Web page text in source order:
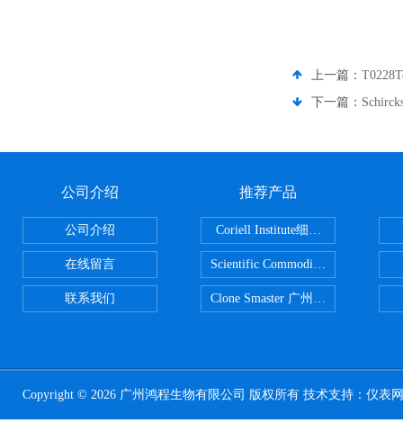
上一篇：
下一篇：
公司介绍
公司介绍
在线留言
联系我们
推荐产品
Scientific CommoditiesPE管 广州
Clone Smaster 广州鸿程代理
Copyright © 2026 广州鸿程生物有限公司 版权所有 技术支持： 仪表网